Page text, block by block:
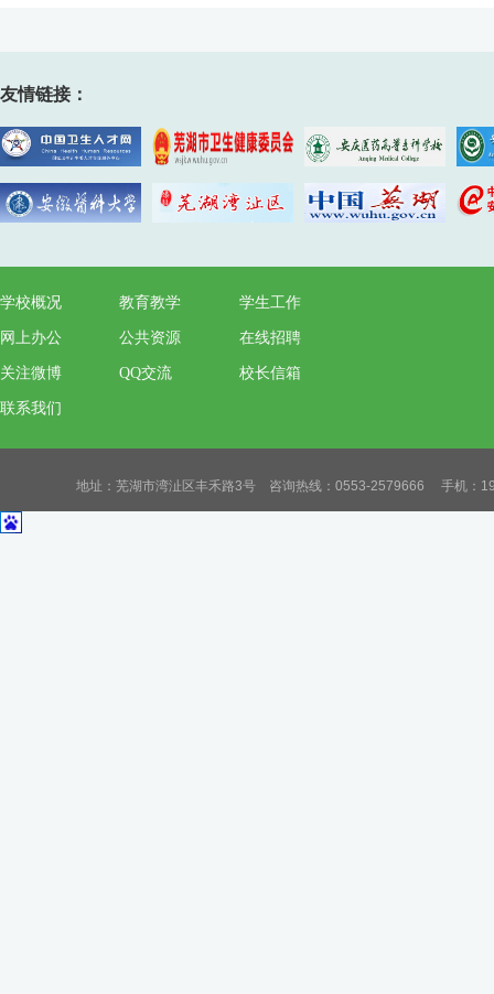
友情链接：
学校概况 教育教学 学生工作
网上办公 公共资源 在线招聘
关注微博 QQ交流 校长信箱
联系我们
地址：芜湖市湾沚区丰禾路3号 咨询热线：0553-2579666 手机：